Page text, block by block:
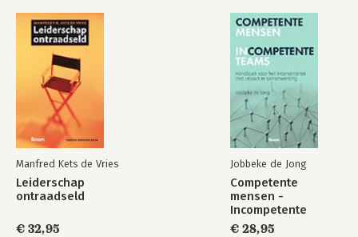
Manfred Kets de Vries
Leiderschap
ontraadseld
€ 32,95
Jobbeke de Jong
Competente
mensen -
Incompetente
teams
€ 28,95